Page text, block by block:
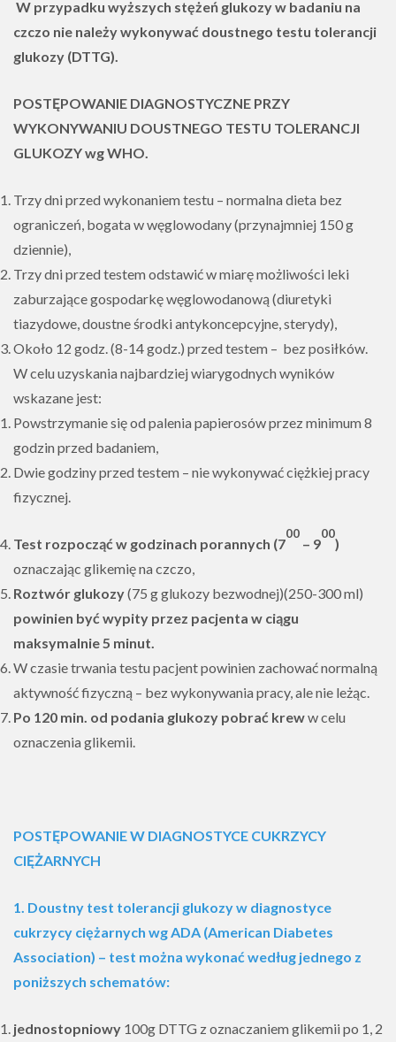
W przypadku wyższych stężeń glukozy w badaniu na
czczo nie należy wykonywać doustnego testu tolerancji
glukozy (DTTG).
POSTĘPOWANIE DIAGNOSTYCZNE PRZY
WYKONYWANIU DOUSTNEGO TESTU TOLERANCJI
GLUKOZY wg WHO.
Trzy dni przed wykonaniem testu – normalna dieta bez
ograniczeń, bogata w węglowodany (przynajmniej 150 g
dziennie),
Trzy dni przed testem odstawić w miarę możliwości leki
zaburzające gospodarkę węglowodanową (diuretyki
tiazydowe, doustne środki antykoncepcyjne, sterydy),
Około 12 godz. (8-14 godz.) przed testem – bez posiłków.
W celu uzyskania najbardziej wiarygodnych wyników
wskazane jest:
Powstrzymanie się od palenia papierosów przez minimum 8
godzin przed badaniem,
Dwie godziny przed testem – nie wykonywać ciężkiej pracy
fizycznej.
Test rozpocząć w godzinach porannych (7
00
– 9
00
)
oznaczając glikemię na czczo,
Roztwór glukozy(75 g glukozy bezwodnej)(250-300 ml)
powinien być wypity przez pacjenta w ciągu
maksymalnie 5 minut.
W czasie trwania testu pacjent powinien zachować normalną
aktywność fizyczną – bez wykonywania pracy, ale nie leżąc.
Po 120 min. od podania glukozy pobrać kreww celu
oznaczenia glikemii.
POSTĘPOWANIE W DIAGNOSTYCE CUKRZYCY
CIĘŻARNYCH
1. Doustny test tolerancji glukozy w diagnostyce
cukrzycy ciężarnych wg ADA (American Diabetes
Association) – test można wykonać według jednego z
poniższych schematów:
jednostopniowy 100g DTTG z oznaczaniem glikemii po 1, 2